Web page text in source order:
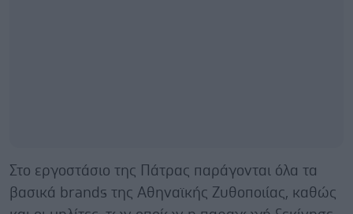
Στο εργοστάσιο της Πάτρας παράγονται όλα τα
βασικά brands της Αθηναϊκής Ζυθοποιίας, καθώς